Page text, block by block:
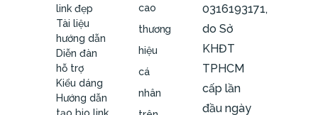
link đẹp
Tài liệu
hướng dẫn
Diễn đàn
hỗ trợ
Kiểu dáng
Hướng dẫn
tạo bio link
cao
thương
hiệu
cá
nhân
0316193171,
do Sở
KHĐT
TPHCM
cấp lần
đầu ngày